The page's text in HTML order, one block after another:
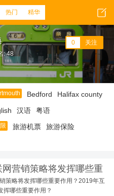
热门 精华
: 48
0 关注
Bedford
Halifax county
汉语
粤语
旅游机票
旅游保险
网营销策略将发挥哪些重
策略将发挥哪些重要作用？2019年互
挥哪些重要作用？